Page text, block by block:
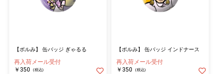
【ボルみ】 缶バッジ ぎゃるる
再入荷メール受付
￥350
(税込)
【ボルみ】 缶バッジ インドナース
再入荷メール受付
￥350
(税込)